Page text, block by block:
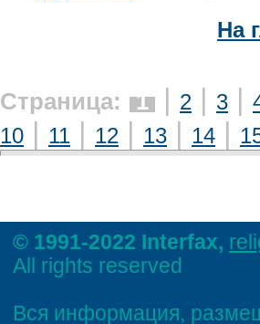
На
Страница: 1 2 3
10
11 12 13 14
© 1991-2022 Interfax,
All rights reserved
Вся информация,